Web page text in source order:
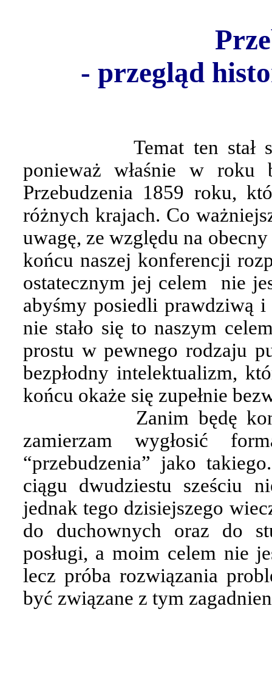
- przegląd
Temat ten stał
ponieważ właśnie w roku
Przebudzenia 1859 roku,
różnych krajach. Co
uwagę, ze względu na
końcu naszej konferencji
ostatecznym jej celem
nie
abyśmy posiedli prawdziwą i
nie stało się to naszym
prostu w pewnego rodzaju
bezpłodny intelektualizm,
końcu okaże się zupełnie
Zanim będę
zamierzam wygłosić
“przebudzenia” jako
ciągu dwudziestu sześciu
jednak tego dzisiejszego
do duchownych oraz do
posługi, a moim celem nie
lecz próba rozwiązania
być związane z tym